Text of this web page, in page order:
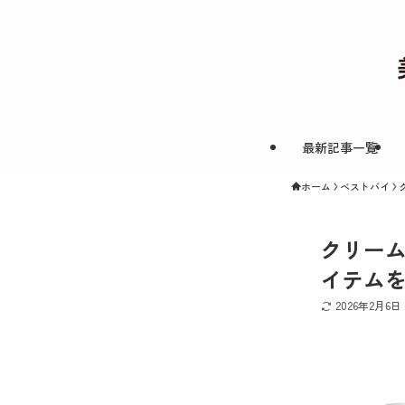
最新記事一覧
ホーム ベストバイ
クリー
イテム
2026年2月6日